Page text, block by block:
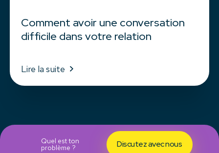
Comment avoir une conversation
difficile dans votre relation
Lire la suite
Quel est ton
problème ? Discutez avec nous